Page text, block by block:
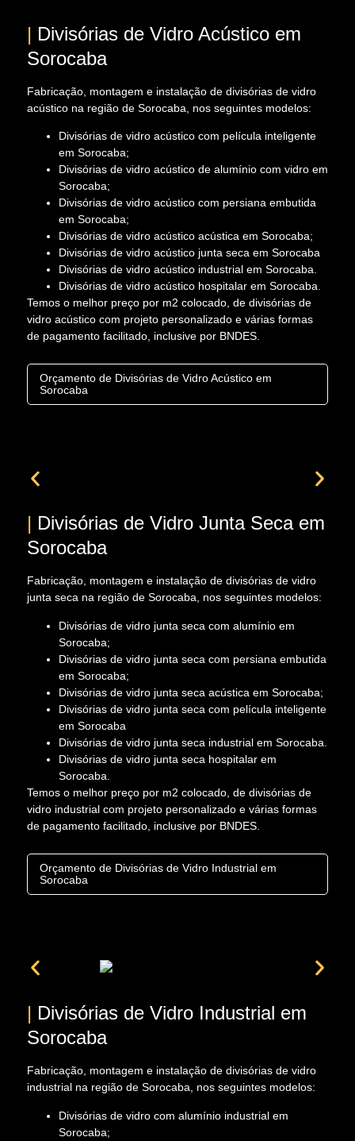
| Divisórias de Vidro Acústico em
Sorocaba
Fabricação, montagem e instalação de divisórias de vidro
acústico na região de Sorocaba, nos seguintes modelos:
Divisórias de vidro acústico com película inteligente
em Sorocaba;
Divisórias de vidro acústico de alumínio com vidro em
Sorocaba;
Divisórias de vidro acústico com persiana embutida
em Sorocaba;
Divisórias de vidro acústico acústica em Sorocaba;
Divisórias de vidro acústico junta seca em Sorocaba
Divisórias de vidro acústico industrial em Sorocaba.
Divisórias de vidro acústico hospitalar em Sorocaba.
Temos o melhor preço por m2 colocado, de divisórias de
vidro acústico com projeto personalizado e várias formas
de pagamento facilitado, inclusive por BNDES.
Orçamento de Divisórias de Vidro Acústico em
Sorocaba
| Divisórias de Vidro Junta Seca em
Sorocaba
Fabricação, montagem e instalação de divisórias de vidro
junta seca na região de Sorocaba, nos seguintes modelos:
Divisórias de vidro junta seca com alumínio em
Sorocaba;
Divisórias de vidro junta seca com persiana embutida
em Sorocaba;
Divisórias de vidro junta seca acústica em Sorocaba;
Divisórias de vidro junta seca com película inteligente
em Sorocaba
Divisórias de vidro junta seca industrial em Sorocaba.
Divisórias de vidro junta seca hospitalar em
Sorocaba.
Temos o melhor preço por m2 colocado, de divisórias de
vidro industrial com projeto personalizado e várias formas
de pagamento facilitado, inclusive por BNDES.
Orçamento de Divisórias de Vidro Industrial em
Sorocaba
| Divisórias de Vidro Industrial em
Sorocaba
Fabricação, montagem e instalação de divisórias de vidro
industrial na região de Sorocaba, nos seguintes modelos:
Divisórias de vidro com alumínio industrial em
Sorocaba;